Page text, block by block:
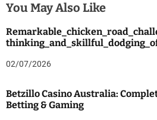
You May Also Like
02/07/2026
Betzillo Casino Australia:
Betting & Gaming